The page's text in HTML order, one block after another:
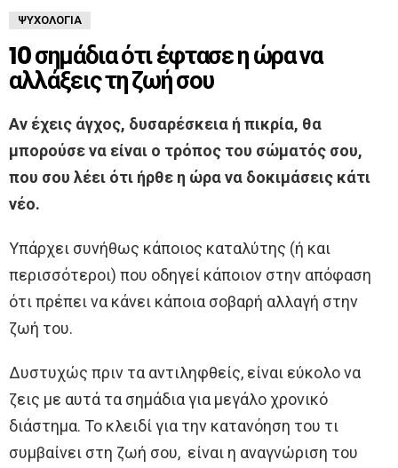
ΨΥΧΟΛΟΓΊΑ
10 σημάδια ότι έφτασε η ώρα να
αλλάξεις τη ζωή σου
Αν έχεις άγχος, δυσαρέσκεια ή πικρία, θα
μπορούσε να είναι ο τρόπος του σώματός σου,
που σου λέει ότι ήρθε η ώρα να δοκιμάσεις κάτι
νέο.
Υπάρχει συνήθως κάποιος καταλύτης (ή και
περισσότεροι) που οδηγεί κάποιον στην απόφαση
ότι πρέπει να κάνει κάποια σοβαρή αλλαγή στην
ζωή του.
Δυστυχώς πριν τα αντιληφθείς, είναι εύκολο να
ζεις με αυτά τα σημάδια για μεγάλο χρονικό
διάστημα. Το κλειδί για την κατανόηση του τι
συμβαίνει στη ζωή σου, είναι η αναγνώριση του